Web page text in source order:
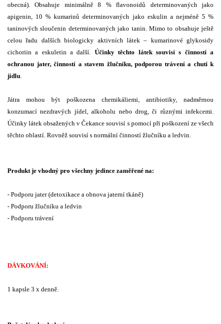
obecná). Obsahuje minimálně 8 % flavonoidů determinovaných jako
apigenin, 10 % kumarinů determinovaných jako eskulin a nejméně 5 %
taninových sloučenin determinovaných jako tanin. Mimo to obsahuje ještě
celou řadu dalších biologicky aktivních látek – kumarinové glykosidy
cichoriin a eskuletin a další. Účinky těchto látek souvisí s činností a
ochranou jater, činností a stavem žlučníku, podporou trávení a chuti k
jídlu
Játra mohou být poškozena chemikáliemi, antibiotiky, nadměrnou
konzumací nezdravých jídel, alkoholu nebo drog, či různými infekcemi.
Účinky látek obsažených v Čekance souvisí s pomocí při poškození ze všech
těchto oblastí. Rovněž souvisí s normální činností žlučníku a ledvin.
Produkt je vhodný pro všechny jedince zaměřené na:
- Podporu jater (detoxikace a obnova jaterní tkáně)
- Podporu žlučníku a ledvin
- Podporu trávení
DÁVKOVÁNÍ:
1 kapsle 3 x denně.